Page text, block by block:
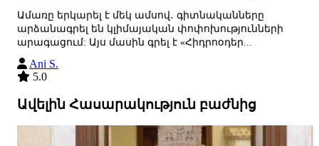
Ամառը երկարել է մեկ ամսով․ գիտնականները
արձանագրել են կլիմայական փոփոխությունների
արագացում: Այս մասին գրել է «Հիդրոօդեր...
Ani S.
5.0
Ավելին Հասարակություն բաժնից